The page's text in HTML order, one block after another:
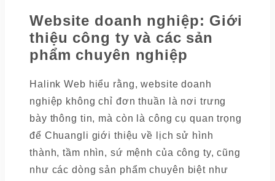
Website doanh nghiệp: Giới
thiệu công ty và các sản
phẩm chuyên nghiệp
Halink Web hiểu rằng, website doanh
nghiệp không chỉ đơn thuần là nơi trưng
bày thông tin, mà còn là công cụ quan trọng
để Chuangli giới thiệu về lịch sử hình
thành, tầm nhìn, sứ mệnh của công ty, cũng
như các dòng sản phẩm chuyên biệt như